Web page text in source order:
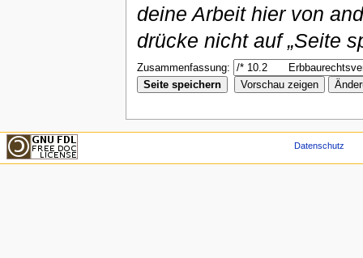
deine Arbeit hier von
drücke nicht auf „Seite
Zusammenfassung:
Datenschutz